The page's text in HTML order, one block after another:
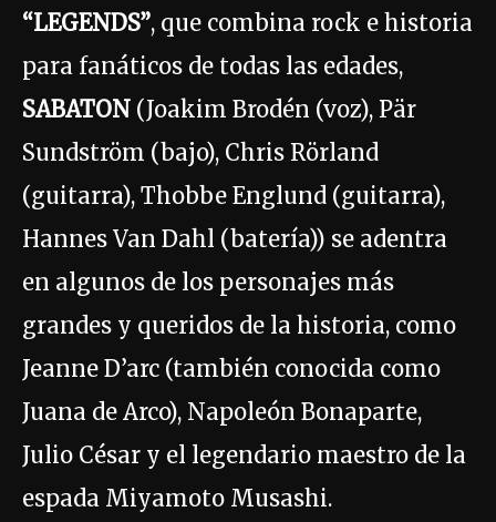
“LEGENDS”, que combina rock e historia
para fanáticos de todas las edades,
SABATON (Joakim Brodén (voz), Pär
Sundström (bajo), Chris Rörland
(guitarra), Thobbe Englund (guitarra),
Hannes Van Dahl (batería)) se adentra
en algunos de los personajes más
grandes y queridos de la historia, como
Jeanne D’arc (también conocida como
Juana de Arco), Napoleón Bonaparte,
Julio César y el legendario maestro de la
espada Miyamoto Musashi.